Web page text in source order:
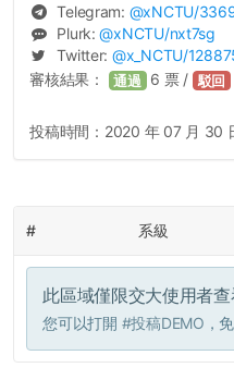
Telegram: @xNCTU/
Plurk:@xNCTU/nxt7sg
Twitter: @x_NCTU/
審核結果： 通過 6 票 / 駁回
投稿時間： 2020 年 07 月 30
# 系級
此區域僅限交大使用者
您可以打開 #投稿DEMO ，